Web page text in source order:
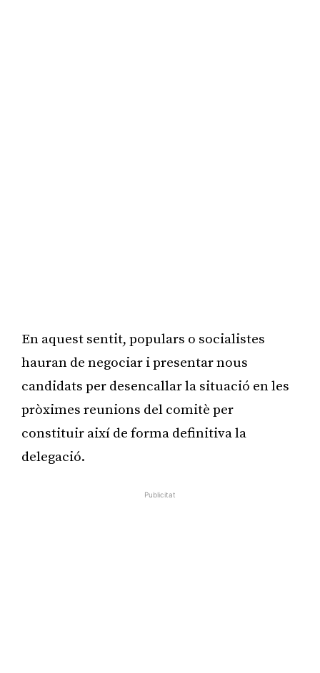
En aquest sentit, populars o socialistes
hauran de negociar i presentar nous
candidats per desencallar la situació en les
pròximes reunions del comitè per
constituir així de forma definitiva la
delegació.
Publicitat